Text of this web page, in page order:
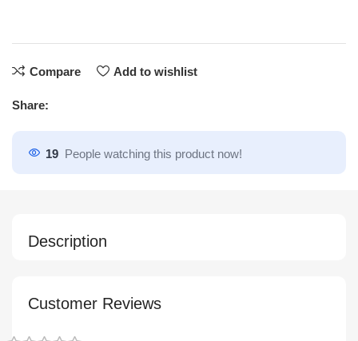
Compare Add to wishlist
Share:
19 People watching this product now!
Description
Customer Reviews